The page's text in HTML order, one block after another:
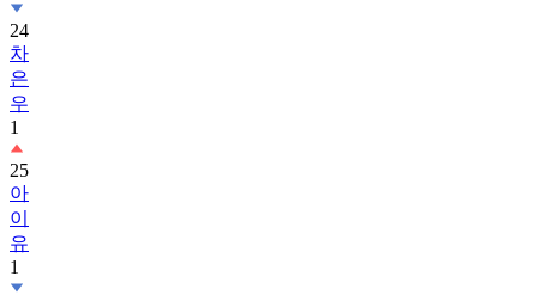
24
차
은
우
1
25
아
이
유
1